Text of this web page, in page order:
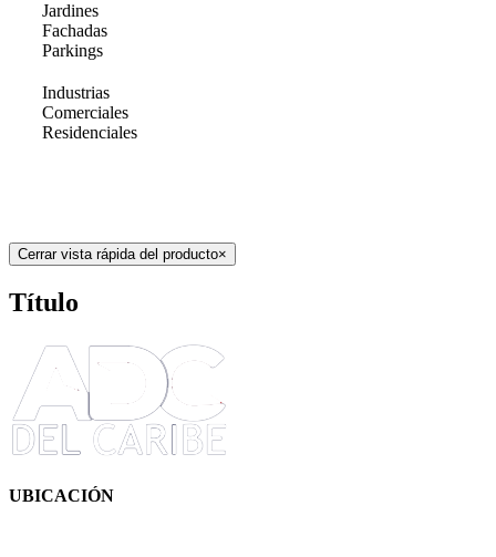
Jardines
Fachadas
Parkings
Industrias
Comerciales
Residenciales
Cerrar vista rápida del producto×
Título
UBICACIÓN